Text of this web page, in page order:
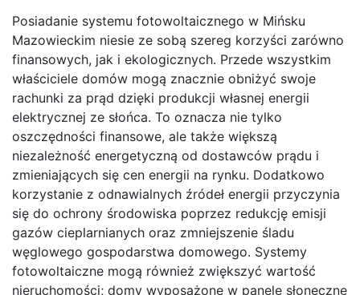
Posiadanie systemu fotowoltaicznego w Mińsku
Mazowieckim niesie ze sobą szereg korzyści zarówno
finansowych, jak i ekologicznych. Przede wszystkim
właściciele domów mogą znacznie obniżyć swoje
rachunki za prąd dzięki produkcji własnej energii
elektrycznej ze słońca. To oznacza nie tylko
oszczędności finansowe, ale także większą
niezależność energetyczną od dostawców prądu i
zmieniających się cen energii na rynku. Dodatkowo
korzystanie z odnawialnych źródeł energii przyczynia
się do ochrony środowiska poprzez redukcję emisji
gazów cieplarnianych oraz zmniejszenie śladu
węglowego gospodarstwa domowego. Systemy
fotowoltaiczne mogą również zwiększyć wartość
nieruchomości; domy wyposażone w panele słoneczne